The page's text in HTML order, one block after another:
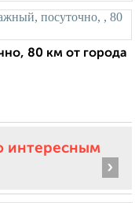
80 км от города
интересным
›